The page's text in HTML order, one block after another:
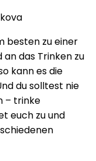
besten zu einer
an das Trinken zu
kann es die
du solltest nie
– trinke
euch zu und